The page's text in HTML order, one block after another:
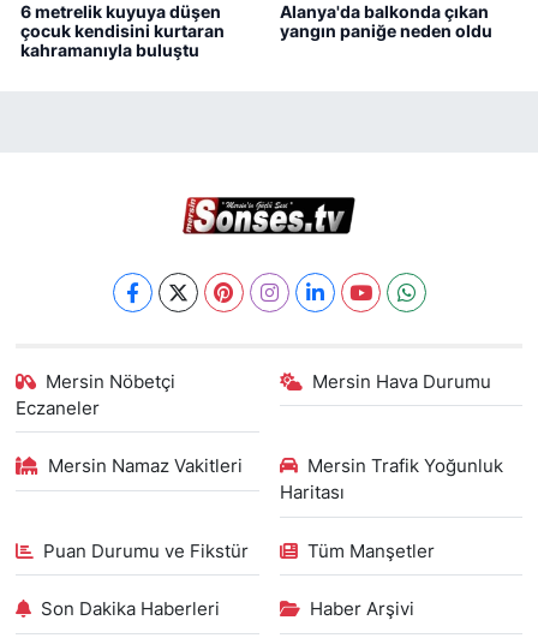
6 metrelik kuyuya düşen
çocuk kendisini kurtaran
kahramanıyla buluştu
Alanya'da balkonda çıkan
yangın paniğe neden oldu
Mersin Nöbetçi
Eczaneler
Mersin Hava Durumu
Mersin Namaz Vakitleri
Mersin Trafik Yoğunluk
Haritası
Puan Durumu ve Fikstür Tüm Manşetler
Son Dakika Haberleri Haber Arşivi